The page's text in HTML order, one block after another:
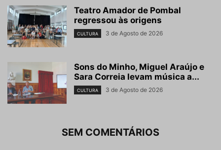
Teatro Amador de Pombal
regressou às origens
CULTURA 3 de Agosto de 2026
Sons do Minho, Miguel Araújo e
Sara Correia levam música a...
CULTURA 3 de Agosto de 2026
SEM COMENTÁRIOS